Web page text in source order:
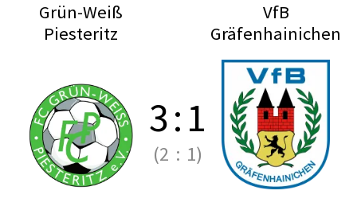
Grün-Weiß
Piesteritz
VfB
Gräfenhainichen
3:1
(2 : 1)